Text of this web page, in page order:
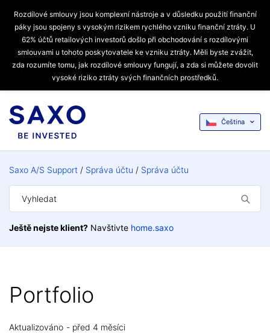
Rozdílové smlouvy jsou komplexní nástroje a v důsledku použití finanční
páky jsou spojeny s vysokým rizikem rychlého vzniku finanční ztráty. U
62% účtů retailových investorů došlo při obchodování s rozdílovými
smlouvami u tohoto poskytovatele ke vzniku ztráty. Měli byste zvážit,
zda rozumíte tomu, jak rozdílové smlouvy fungují, a zda si můžete dovolit
vysoké riziko ztráty svých finančních prostředků.
Čeština
Saxo A/S Support Správa účtu Správa účtu
Ještě nejste klient? Navštivte home.saxo
Portfolio
Aktualizováno před 4 měsíci